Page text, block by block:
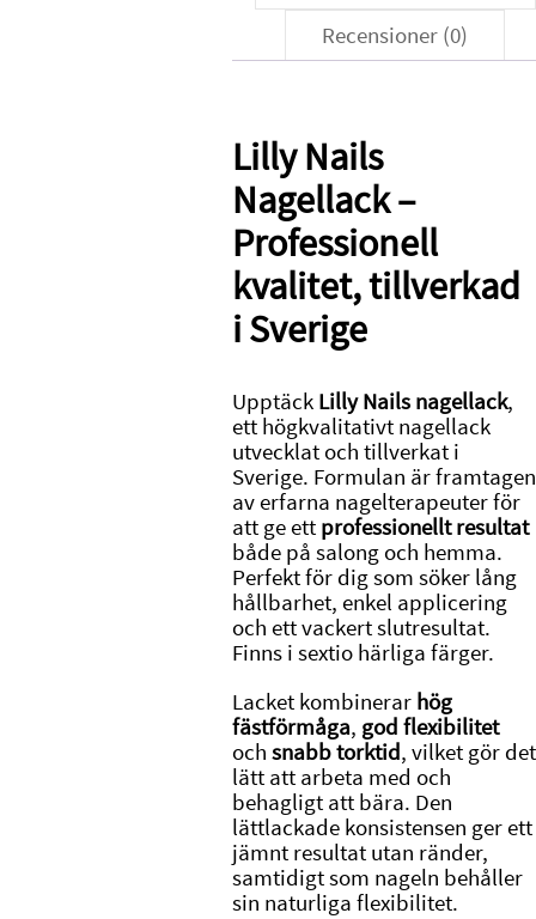
Recensioner (0)
Lilly Nails
Nagellack –
Professionell
kvalitet, tillverkad
i Sverige
Upptäck Lilly Nails nagellack,
ett högkvalitativt nagellack
utvecklat och tillverkat i
Sverige. Formulan är framtagen
av erfarna nagelterapeuter för
att ge ett professionellt resultat
både på salong och hemma.
Perfekt för dig som söker lång
hållbarhet, enkel applicering
och ett vackert slutresultat.
Finns i sextio härliga färger.
Lacket kombinerar hög
fästförmåga, god flexibilitet
och snabb torktid, vilket gör det
lätt att arbeta med och
behagligt att bära. Den
lättlackade konsistensen ger ett
jämnt resultat utan ränder,
samtidigt som nageln behåller
sin naturliga flexibilitet.